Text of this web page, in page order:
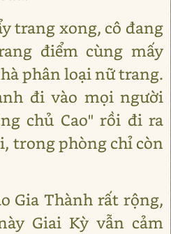
trang xong, cô đang
điểm cùng mấy
phân loại nữ trang.
đi vào mọi người
chủ Cao" rồi đi ra
trong phòng chỉ còn
Gia Thành rất rộng,
Giai Kỳ vẫn cảm